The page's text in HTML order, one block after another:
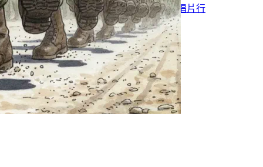
標籤:BlogBlog 同樂會美好過去關於音樂唱片行